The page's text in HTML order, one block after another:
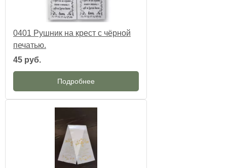
0401 Рушник на крест с чёрной
печатью.
45 руб.
Подробнее